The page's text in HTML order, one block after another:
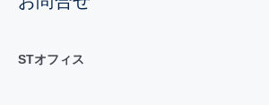
STオフィス